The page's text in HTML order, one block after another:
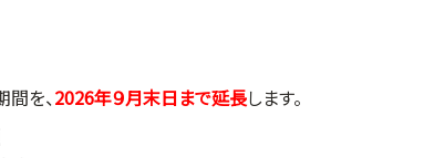
を、2026年９月末日まで延長します。